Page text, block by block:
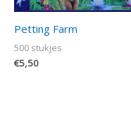
Petting Farm
500 stukjes
€5,50